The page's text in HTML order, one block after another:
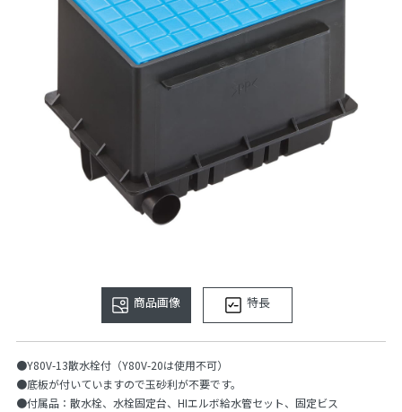
商品画像 特長
●Y80V-13散水栓付（Y80V-20は使用不可）
●底板が付いていますので玉砂利が不要です。
●付属品：散水栓、水栓固定台、HIエルボ給水管セット、固定ビス